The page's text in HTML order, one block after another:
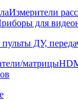
Измерители
для
ДУ,
матрицы